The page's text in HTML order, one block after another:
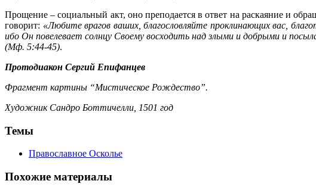
Прощение – социальный акт, оно преподается в ответ на раскаяние и
говорит: «Любите врагов ваших, благословляйте проклинающих вас,
ибо Он повелевает солнцу Своему восходить над злыми и добрыми и
(Мф. 5:44-45).
Протодиакон Сергий Епифанцев
Фрагмент картины “Мистическое Рождество”.
Художник Сандро Боттичелли, 1501 год
Темы
Православное Осколье
Похожие материалы